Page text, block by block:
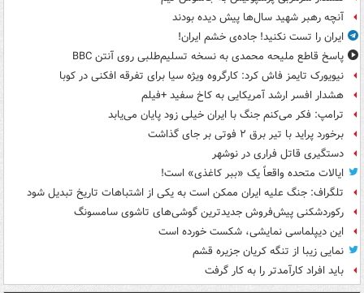
آنچه رهبر شهید سال‌ها پیش دیده بودند
ایران را تست نکنید! جاده‌ی خشم ایران!
پاسخ قاطع ملیحه محمدی به نسخه تسلیم‌طلبی روی آنتن BBC
نیویورک تایمز فاش کرد: کارگروه ویژه سیا برای تفرقه افکنی در کوبا
هشدار افسر ارشد آمریکایی به کاخ سفید +فیلم
ترامپ: فکر می‌کنم جنگ با ایران خیلی زود پایان می‌یابد
برخورد پراید با تیر برق ۲ فوتی بر جای گذاشت
دستگیری قاتل فراری در نوشهر
ایالات متحده واقعاً یک «ببر کاغذی» است!
تلگراف: جنگ علیه ایران ممکن است به یکی از اشتباهات تاریخ تبدیل شود
رکوردشکنی پیش‌فروش جدیدترین گوشی‌های تاشوی سامسونگ
این دیپلماسی نمایشی، شکست خورده است
نمایی زیبا از تنگه کریان جزیره قشم
باید افراد کارآمدتر را به کار گرفت